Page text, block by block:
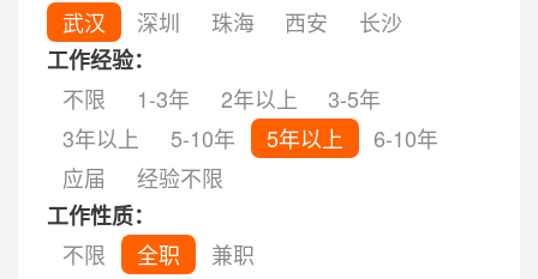
武汉
深圳 珠海 西安
长沙
工作经验：
不限
1-3年 2年以上
3-5年
3年以上
5-10年 5年以上
6-10年
应届
经验不限
工作性质：
不限
全职 兼职